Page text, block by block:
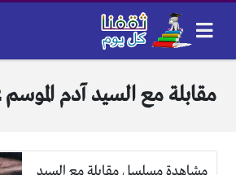
مقابلة مع السيد آدم الموسم 2 الحلقة 9
مشاهدة مسلسل مقابلة مع السيد